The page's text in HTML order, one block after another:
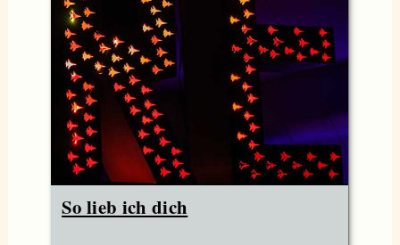
So lieb ich dich